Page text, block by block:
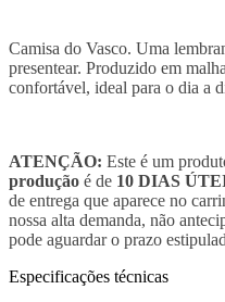
Camisa do Vasco. Uma
presentear. Produzido em
confortável, ideal para o dia a
ATENÇÃO: Este é um
produção é de 10 DIAS
de entrega que aparece no
nossa alta demanda, não
pode aguardar o prazo
Especificações técnicas